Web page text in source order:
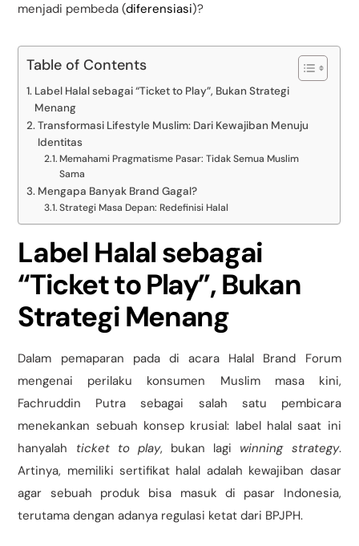
menjadi pembeda (diferensiasi)?
Table of Contents
Label Halal sebagai “Ticket to Play”, Bukan Strategi
Menang
Transformasi Lifestyle Muslim: Dari Kewajiban Menuju
Identitas
Memahami Pragmatisme Pasar: Tidak Semua Muslim
Sama
Mengapa Banyak Brand Gagal?
Strategi Masa Depan: Redefinisi Halal
Label Halal sebagai
“Ticket to Play”, Bukan
Strategi Menang
Dalam pemaparan pada di acara Halal Brand Forum
mengenai perilaku konsumen Muslim masa kini,
Fachruddin Putra sebagai salah satu pembicara
menekankan sebuah konsep krusial: label halal saat ini
hanyalah ticket to play, bukan lagi winning strategy.
Artinya, memiliki sertifikat halal adalah kewajiban dasar
agar sebuah produk bisa masuk di pasar Indonesia,
terutama dengan adanya regulasi ketat dari BPJPH.